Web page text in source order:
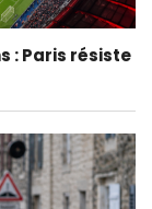
: Paris résiste